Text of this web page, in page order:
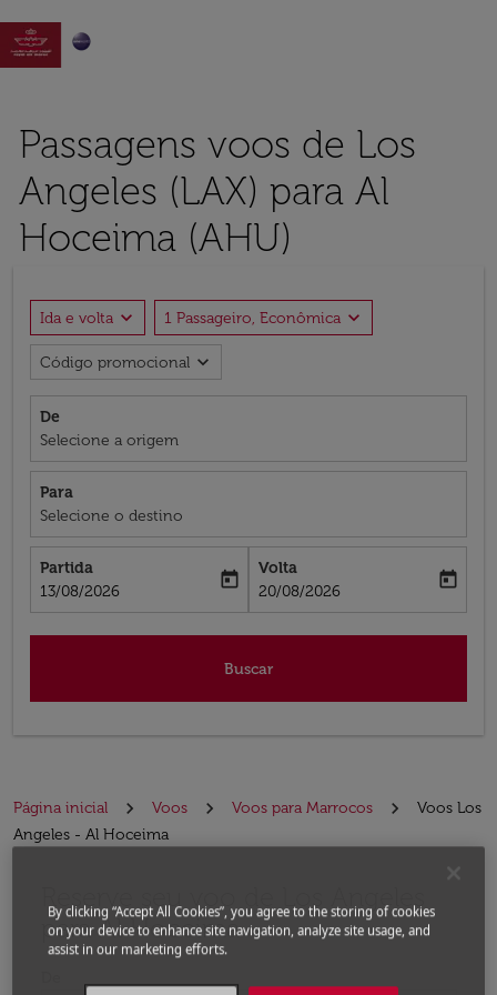

Passagens voos de Los
Angeles (LAX) para Al
Hoceima (AHU)
Ida e volta expand_more 1 Passageiro, Econômica expand_more
Código promocional expand_more
De
Selecione a origem
Para
Selecione o destino
Partida
fc-booking-departure-date-aria-label
13/08/2026
today
Volta
fc-booking-return-date-aria-label
20/08/2026
today
Buscar
Página inicial Voos Voos para Marrocos
Voos Los
Angeles - Al Hoceima
Reserve seu voo de Los Angeles
para Al Hoceima
By clicking “Accept All Cookies”, you agree to the storing of cookies
on your device to enhance site navigation, analyze site usage, and
assist in our marketing efforts.